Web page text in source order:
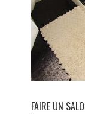
FAIRE UN